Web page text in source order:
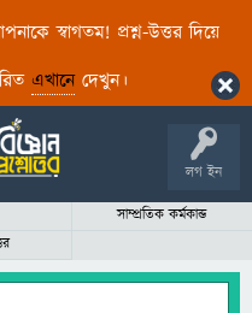
স্বাগতম! প্রশ্ন-উত্তর দিয়ে
এখানেদেখুন।
লগ ইন
সাম্প্রতিক কর্মকান্ড